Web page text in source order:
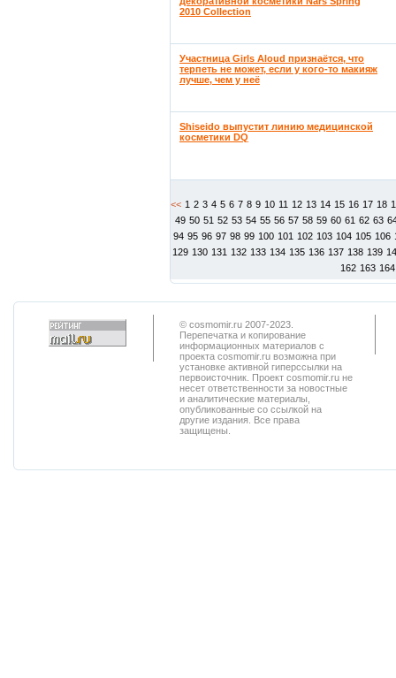
2010 Collection
Участница Girls Aloud признаётся, что
терпеть не может, если у кого-то макияж
лучше, чем у неё
Shiseido выпустит линию медицинской
косметики DQ
<< 1 2 3 4 5 6 7 8 9 10 11 12 13 14 15 16 17 18
49 50 51 52 53 54 55 56 57 58 59 60 61 62 63
94 95 96 97 98 99 100 101 102 103 104 105 106
129 130 131 132 133 134 135 136 137 138 139
162 163 164
© cosmomir.ru 2007-2023.
Перепечатка и копирование
информационных материалов с
проекта cosmomir.ru возможна при
установке активной гиперссылки на
первоисточник. Проект cosmomir.ru не
несет ответственности за новостные
и аналитические материалы,
опубликованные со ссылкой на
другие издания. Все права
защищены.